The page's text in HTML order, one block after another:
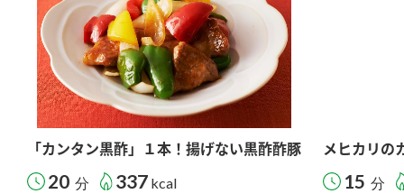
「カンタン黒酢」１本！揚げない黒酢酢豚
20 分 337 kcal
メヒカリの
15 分